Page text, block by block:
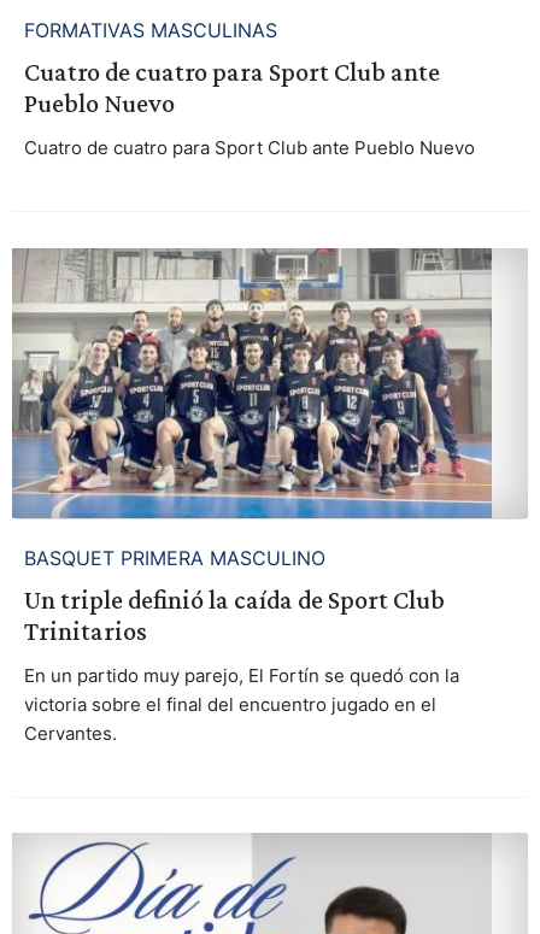
FORMATIVAS MASCULINAS
Cuatro de cuatro para Sport Club ante
Pueblo Nuevo
Cuatro de cuatro para Sport Club ante Pueblo Nuevo
BASQUET PRIMERA MASCULINO
Un triple definió la caída de Sport Club
Trinitarios
En un partido muy parejo, El Fortín se quedó con la
victoria sobre el final del encuentro jugado en el
Cervantes.